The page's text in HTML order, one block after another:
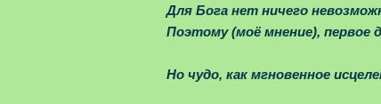
Для Бога нет ничего
Поэтому (моё мнение), первое
Но чудо, как мгновенное